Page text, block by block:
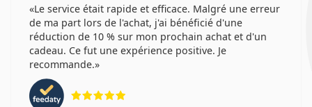
Le service était rapide et efficace. Malgré une erreur
de ma part lors de l'achat, j'ai bénéficié d'une
réduction de 10 % sur mon prochain achat et d'un
cadeau. Ce fut une expérience positive. Je
recommande.